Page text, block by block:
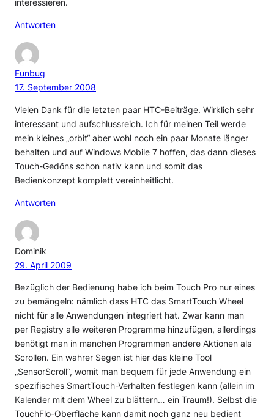
interessieren.
Antworten
Funbug
17. September 2008
Vielen Dank für die letzten paar HTC-Beiträge. Wirklich sehr
interessant und aufschlussreich. Ich für meinen Teil werde
mein kleines „orbit“ aber wohl noch ein paar Monate länger
behalten und auf Windows Mobile 7 hoffen, das dann dieses
Touch-Gedöns schon nativ kann und somit das
Bedienkonzept komplett vereinheitlicht.
Antworten
Dominik
29. April 2009
Bezüglich der Bedienung habe ich beim Touch Pro nur eines
zu bemängeln: nämlich dass HTC das SmartTouch Wheel
nicht für alle Anwendungen integriert hat. Zwar kann man
per Registry alle weiteren Programme hinzufügen, allerdings
benötigt man in manchen Programmen andere Aktionen als
Scrollen. Ein wahrer Segen ist hier das kleine Tool
„SensorScroll“, womit man bequem für jede Anwendung ein
spezifisches SmartTouch-Verhalten festlegen kann (allein im
Kalender mit dem Wheel zu blättern… ein Traum!). Selbst die
TouchFlo-Oberfläche kann damit noch ganz neu bedient